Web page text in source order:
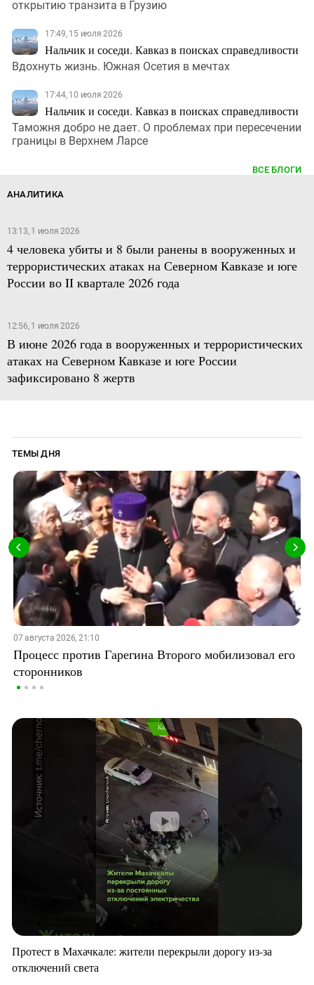
открытию транзита в Грузию
17:49, 15 июля 2026
Нальчик и соседи. Кавказ в поисках справедливости
Вдохнуть жизнь. Южная Осетия в мечтах
17:44, 10 июля 2026
Нальчик и соседи. Кавказ в поисках справедливости
Таможня добро не дает. О проблемах при пересечении
границы в Верхнем Ларсе
ВСЕ БЛОГИ
АНАЛИТИКА
13:13, 1 июля 2026
4 человека убиты и 8 были ранены в вооруженных и
террористических атаках на Северном Кавказе и юге
России во II квартале 2026 года
12:56, 1 июля 2026
В июне 2026 года в вооруженных и террористических
атаках на Северном Кавказе и юге России
зафиксировано 8 жертв
ТЕМЫ ДНЯ
07 августа 2026, 21:10
Процесс против Гарегина Второго мобилизовал его
сторонников
Протест в Махачкале: жители перекрыли дорогу из-за
отключений света